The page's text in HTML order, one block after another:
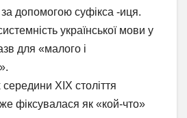
допомогою суфікса -иця.
української мови у
для «малого і
XIX століття
фіксувалася як «кой-что»